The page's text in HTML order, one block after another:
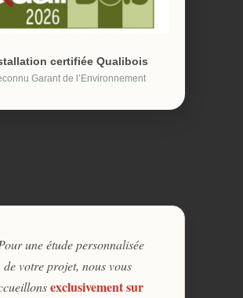
certifiée Qualibois
Garant de l’Environnement
une étude personnalisée
de votre projet, nous vous
exclusivement sur